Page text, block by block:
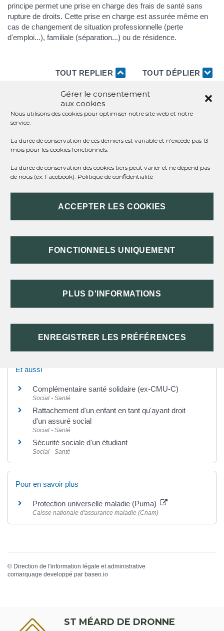
Gérer le consentement
aux cookies
Nous utilisons des cookies pour optimiser notre site web et notre
service.
La durée de conservation de ces derniers est variable et n'excède pas 13
mois pour les cookies fonctionnels.
La durée de conservation des cookies tiers peut varier et ne dépend pas
de nous (ex: Facebook). Politique de confidentialité
ACCEPTER LES COOKIES
FONCTIONNELS UNIQUEMENT
PLUS D'INFORMATIONS
ENREGISTRER LES PRÉFÉRENCES
principe permet une prise en charge des frais de santé sans
rupture de droits. Cette prise en charge est assurée même en
cas de changement de situation professionnelle (perte
d'emploi...), familiale (séparation...) ou de résidence.
TOUT REPLIER TOUT DÉPLIER
QUEL EST L'OBJECTIF DE LA PUMA ?
RÉSIDENCE EN FRANCE ?
QUI EST CONCERNÉ PAR LA PUMA ?
COMMENT FAIRE LA DÉMARCHE POUR
Questions ? Réponses !
Sécurité sociale : comment prouver sa situation
régulière en France ?
Et aussi
Complémentaire santé solidaire (ex-CMU-C)
Social - Santé
Rattachement d'un enfant en tant qu'ayant droit
d'un assuré social
Social - Santé
Sécurité sociale d'un étudiant
Social - Santé
Pour en savoir plus
Protection universelle maladie (Puma)
Caisse nationale d'assurance maladie (Cnam)
© Direction de l'information légale et administrative
comarquage developpé par baseo.io
ST MÉARD DE DRONNE